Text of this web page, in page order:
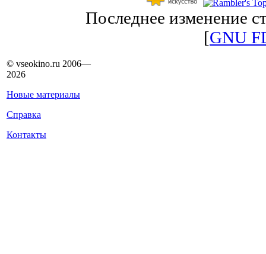
Последнее изменение
[GNU
© vseokino.ru 2006—
2026
Новые материалы
Справка
Контакты